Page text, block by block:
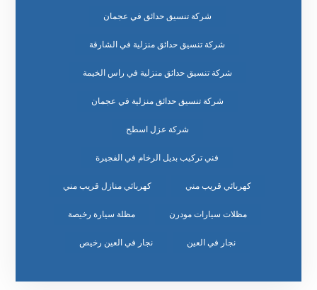
شركة تنسيق حدائق في عجمان
شركة تنسيق حدائق منزلية في الشارقة
شركة تنسيق حدائق منزلية في راس الخيمة
شركة تنسيق حدائق منزلية في عجمان
شركة عزل اسطح
فني تركيب بديل الرخام في الفجيرة
كهربائي قريب مني كهربائي منازل قريب مني
مظلات سيارات مودرن مظلة سيارة رخيصة
نجار في العين نجار في العين رخيص